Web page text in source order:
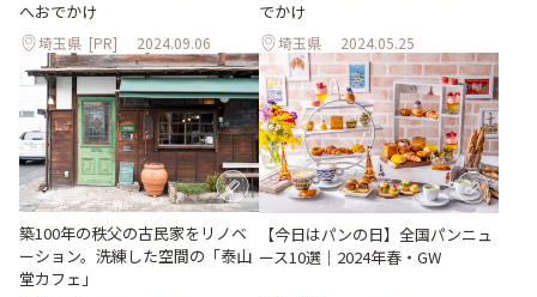
へおでかけ
埼玉県 [PR] 2024.09.06
でかけ
埼玉県 2024.05.25
築100年の秩父の古民家をリノベ
ーション。洗練した空間の「泰山
堂カフェ」
【今日はパンの日】全国パンニュ
ース10選｜2024年春・GW